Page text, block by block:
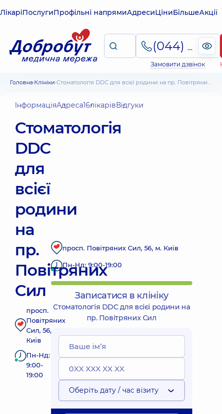
ЛікаріПослугиПрофільні напрямиАдресиЦіниБільшеАкції
(044) 495-2-888
Замовити дзвінок
Головна Клініки Стоматологія DDC для всієї родини на пр. Повітряних Сил
ІнформаціяАдреса16лікарівВідгуки
Стоматологія
DDC
для
всієї
родини
на
пр.
Повітряних
Сил
просп.
Повітряних
Сил, 56, м.
Київ
Пн-Нд:
9:00-
19:00
просп. Повітряних Сил, 56, м. Київ
Пн-Нд: 9:00-19:00
Записатися в клініку
Стоматологія DDC для всієї родини на
пр. Повітряних Сил
Оберіть дату / час візиту